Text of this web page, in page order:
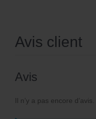
Avis client
Avis
Il n’y a pas encore d’avis.